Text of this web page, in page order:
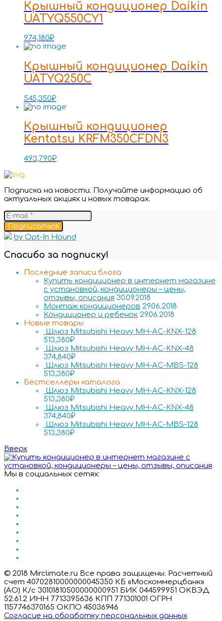
Крышный кондиционер Daikin
UATYQ550CY1
974,180₽
Крышный кондиционер Daikin
UATYQ250C
545,350₽
Крышный кондиционер
Kentatsu KRFM350CFDN3
493,790₽
Подписка на новости. Получайте информацию об
актуальных акциях и новых товарах.
Подписаться
by Opt-In Hound
Спасибо за подписку!
Последние записи блога
Купить кондиционер в интернет магазине
с установкой, кондиционеры – цены,
отзывы, описания 30.09.2018
Монтаж кондиционеров 29.06.2018
Кондиционер и ребенок 29.06.2018
Новые товары
Шлюз Mitsubishi Heavy MH-AC-KNX-128
513,380₽
Шлюз Mitsubishi Heavy MH-AC-KNX-48
374,840₽
Шлюз Mitsubishi Heavy MH-AC-MBS-128
513,380₽
Бестселлеры каталога
Шлюз Mitsubishi Heavy MH-AC-KNX-128
513,380₽
Шлюз Mitsubishi Heavy MH-AC-KNX-48
374,840₽
Шлюз Mitsubishi Heavy MH-AC-MBS-128
513,380₽
Вверх
Мы в социальных сетях:
© 2018 Mirclimate.ru Все права защищены. Расчетный
счет 40702810000000045350 КБ «Москоммерцбанк»
(АО) К/с 30101810500000000951 БИК 044599951 ОКВЭД
52.61.2 ИНН 7713395636 КПП 771301001 ОГРН
1157746370165 ОКПО 45036946
Согласие на обработку персональных данных